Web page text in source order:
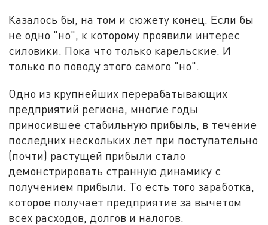
Казалось бы, на том и сюжету конец. Если бы
не одно "но", к которому проявили интерес
силовики. Пока что только карельские. И
только по поводу этого самого "но".
Одно из крупнейших перерабатывающих
предприятий региона, многие годы
приносившее стабильную прибыль, в течение
последних нескольких лет при поступательно
(почти) растущей прибыли стало
демонстрировать странную динамику с
получением прибыли. То есть того заработка,
которое получает предприятие за вычетом
всех расходов, долгов и налогов.